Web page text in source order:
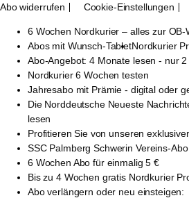
Abo widerrufen
Cookie-Einstellungen
6 Wochen Nordkurier – alles zur OB-
Abos mit Wunsch-TabletNordkurier
Abo-Angebot: 4 Monate lesen - nur 2
Nordkurier 6 Wochen testen
Jahresabo mit Prämie - digital oder
Die Norddeutsche Neueste
lesen
Profitieren Sie von unseren
SSC Palmberg Schwerin Vereins-Abo
6 Wochen Abo für einmalig 5 €
Bis zu 4 Wochen gratis Nordkurier
Abo verlängern oder neu einsteigen: